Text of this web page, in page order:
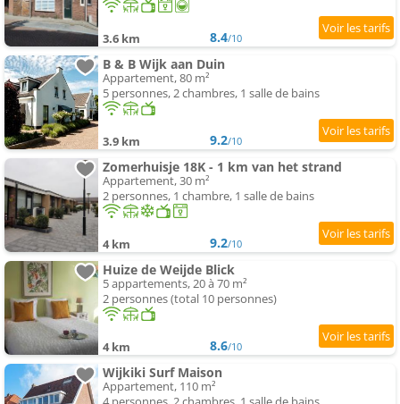
3.6 km 8.4/10
B & B Wijk aan Duin
Appartement, 80 m²
5 personnes, 2 chambres, 1 salle de bains
3.9 km 9.2/10
Zomerhuisje 18K - 1 km van het strand
Appartement, 30 m²
2 personnes, 1 chambre, 1 salle de bains
4 km 9.2/10
Huize de Weijde Blick
5 appartements, 20 à 70 m²
2 personnes (total 10 personnes)
4 km 8.6/10
Wijkiki Surf Maison
Appartement, 110 m²